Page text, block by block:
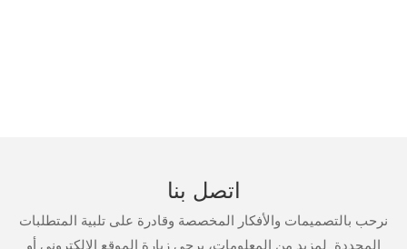
اتصل بنا
نرحب بالتصميمات والأفكار المخصصة وقادرة على تلبية المتطلبات
المحددة. لمزيد من المعلومات، يرجى زيارة الموقع الإلكتروني أو